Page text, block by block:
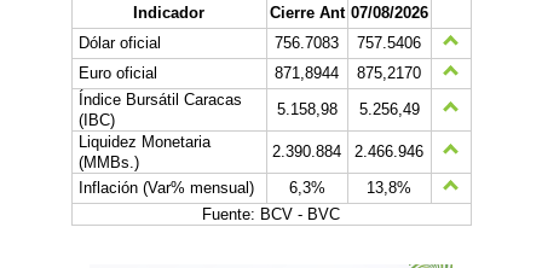
Indicador Cierre Ant 07/08/2026
Dólar oficial
756.7083
757.5406
Euro oficial
871,8944
875,2170
Índice Bursátil Caracas
(IBC)
5.158,98
5.256,49
Liquidez Monetaria
(MMBs.)
2.390.884
2.466.946
Inflación (Var% mensual)
6,3%
13,8%
Fuente: BCV - BVC